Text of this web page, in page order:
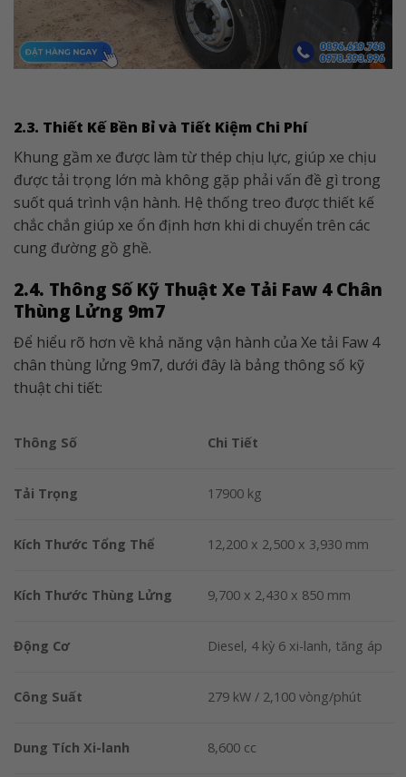
2.3. Thiết Kế Bền Bỉ và Tiết Kiệm Chi Phí
Khung gầm xe được làm từ thép chịu lực, giúp xe chịu
được tải trọng lớn mà không gặp phải vấn đề gì trong
suốt quá trình vận hành. Hệ thống treo được thiết kế
chắc chắn giúp xe ổn định hơn khi di chuyển trên các
cung đường gồ ghề.
2.4. Thông Số Kỹ Thuật Xe Tải Faw 4 Chân
Thùng Lửng 9m7
Để hiểu rõ hơn về khả năng vận hành của Xe tải Faw 4
chân thùng lửng 9m7, dưới đây là bảng thông số kỹ
thuật chi tiết:
Thông Số Chi Tiết
Tải Trọng 17900 kg
Kích Thước Tổng Thể 12,200 x 2,500 x 3,930 mm
Kích Thước Thùng Lửng 9,700 x 2,430 x 850 mm
Động Cơ Diesel, 4 kỳ 6 xi-lanh, tăng áp
Công Suất 279 kW / 2,100 vòng/phút
Dung Tích Xi-lanh 8,600 cc